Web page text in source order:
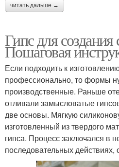
читать дальше →
Гипс для создания
Пошаговая
Если подходить к
профессионально, то формы
производственные. Раньше
отливали замысловатые
две основы. Мягкую
изготовленный из твердого
гипса. Процесс заключался в
последовательных